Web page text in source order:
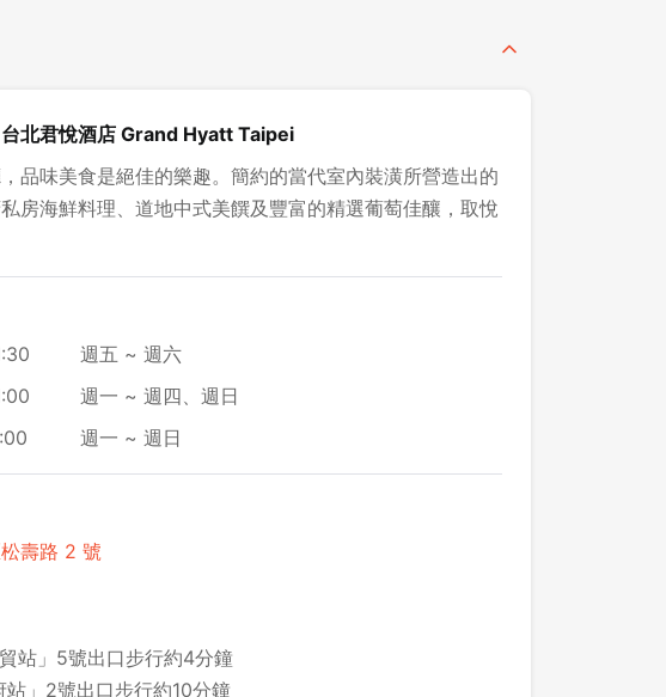
北君悅酒店 Grand Hyatt Taipei
品味美食是絕佳的樂趣。簡約的當代室內裝潢所營造出的
房海鮮料理、道地中式美饌及豐富的精選葡萄佳釀，取悅
週五 ~ 週六
週一 ~ 週四、週日
週一 ~ 週日
壽路 2 號
站」5號出口步行約4分鐘
」2號出口步行約10分鐘